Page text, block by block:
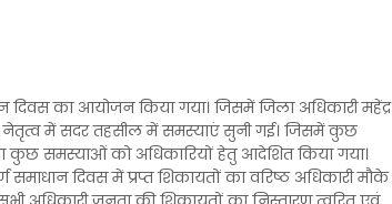
का आयोजन किया गया। जिसमें जिला अधिकारी महेंद्र
नेतृत्व में सदर तहसील में समस्याएं सुनी गई। जिसमें कुछ
कुछ समस्याओं को अधिकारियों हेतु आदेशित किया गया।
दिवस में प्रप्त शिकायतों का वरिष्ठ अधिकारी मौके